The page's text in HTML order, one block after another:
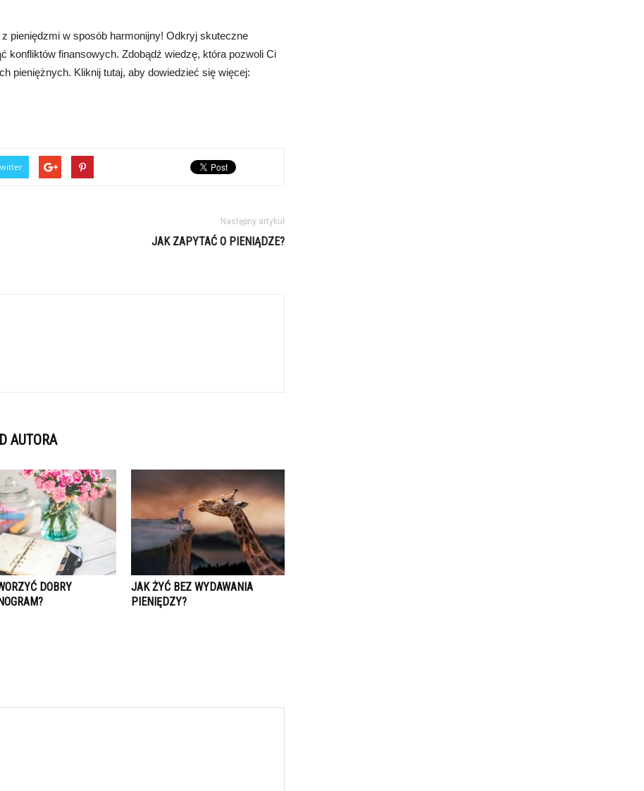
pieniędzmi w sposób harmonijny! Odkryj skuteczne
konfliktów finansowych. Zdobądź wiedzę, która pozwoli Ci
pieniężnych. Kliknij tutaj, aby dowiedzieć się więcej:
Następny artykuł
JAK ZAPYTAĆ O PIENIĄDZE?
AUTORA
DOBRY
JAK ŻYĆ BEZ WYDAWANIA
PIENIĘDZY?